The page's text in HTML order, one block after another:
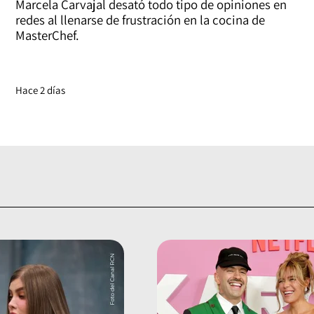
Marcela Carvajal desató todo tipo de opiniones en
redes al llenarse de frustración en la cocina de
MasterChef.
Hace 2 días